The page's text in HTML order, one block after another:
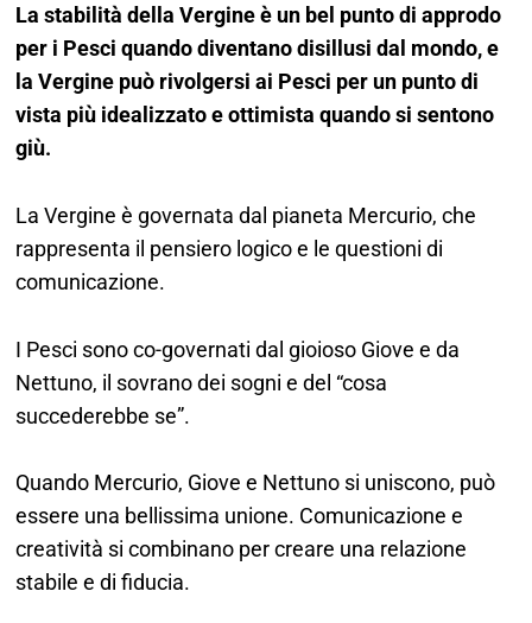
La stabilità della Vergine è un bel punto di approdo
per i Pesci quando diventano disillusi dal mondo, e
la Vergine può rivolgersi ai Pesci per un punto di
vista più idealizzato e ottimista quando si sentono
giù.
La Vergine è governata dal pianeta Mercurio, che
rappresenta il pensiero logico e le questioni di
comunicazione.
I Pesci sono co-governati dal gioioso Giove e da
Nettuno, il sovrano dei sogni e del “cosa
succederebbe se”.
Quando Mercurio, Giove e Nettuno si uniscono, può
essere una bellissima unione. Comunicazione e
creatività si combinano per creare una relazione
stabile e di fiducia.